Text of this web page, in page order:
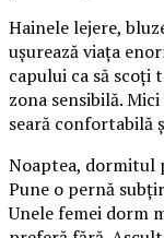
Hainele lejere,
ușurează viața
capului ca să scoți
zona sensibilă.
seară confortabilă
Noaptea, dormitul
Pune o pernă
Unele femei dorm